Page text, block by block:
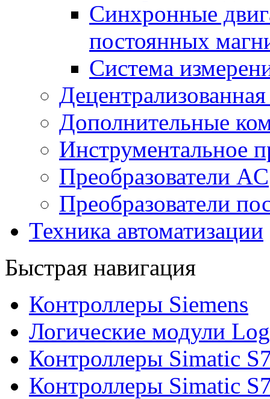
Синхронные
постоянных
Система
Дополнительные
Инструментальное
Преобразователи AC
Преобразователи
Техника автоматизации
Быстрая навигация
Контроллеры Siemens
Логические модули
Контроллеры Simatic
Контроллеры Simatic